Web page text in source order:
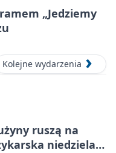
„Jedziemy
Kolejne wydarzenia
ruszą na
niedziela